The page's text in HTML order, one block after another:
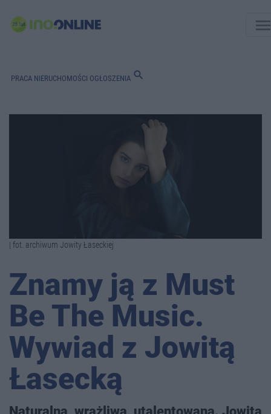
PRACA NIERUCHOMOŚCI OGŁOSZENIA search
| fot. archiwum Jowity Łaseckiej
Znamy ją z Must
Be The Music.
Wywiad z Jowitą
Łasecką